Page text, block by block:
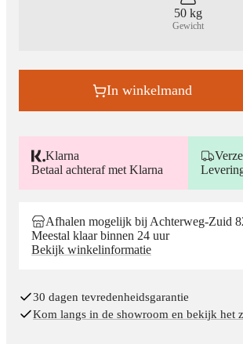
50 kg
Gewicht
In winkelmand
Klarna
Betaal achteraf met Klarna
Afhalen mogelijk bij Achterweg-Zuid
Meestal klaar binnen 24 uur
Bekijk winkelinformatie
30 dagen tevredenheidsgarantie
Kom langs in de showroom en bekijk het